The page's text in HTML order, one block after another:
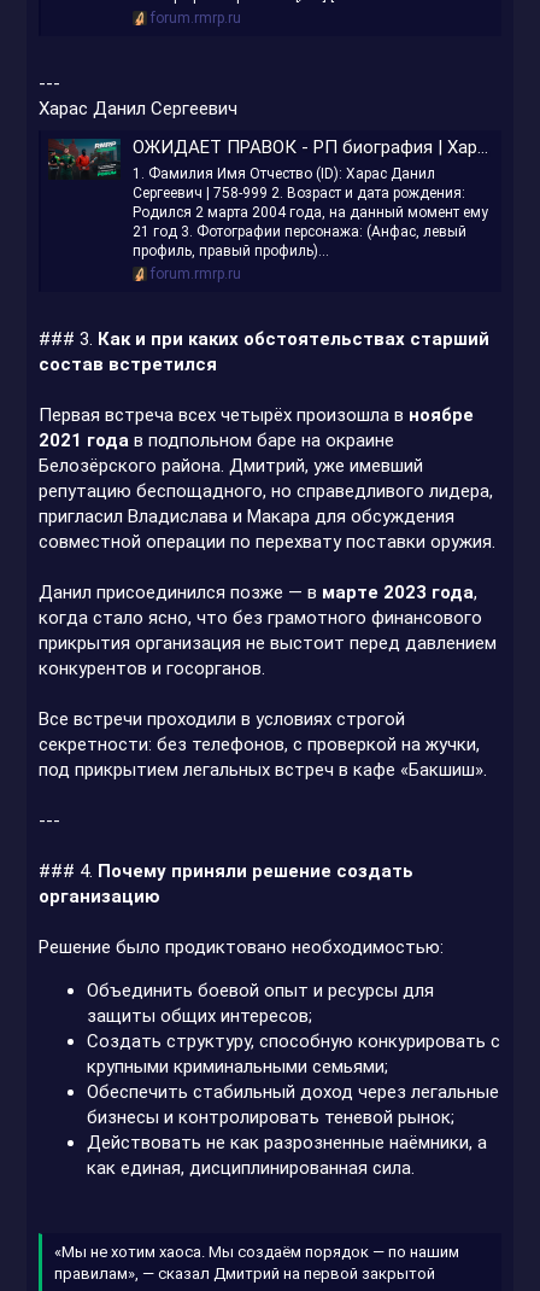
forum.rmrp.ru
---
Харас Данил Сергеевич
ОЖИДАЕТ ПРАВОК - РП биография | Харас Данил Сергеевич | 758-999
1. Фамилия Имя Отчество (ID): Харас Данил
Сергеевич | 758-999 2. Возраст и дата рождения:
Родился 2 марта 2004 года, на данный момент ему
21 год 3. Фотографии персонажа: (Анфас, левый
профиль, правый профиль)...
forum.rmrp.ru
### 3. Как и при каких обстоятельствах старший
состав встретился
Первая встреча всех четырёх произошла в ноябре
2021 года в подпольном баре на окраине
Белозёрского района. Дмитрий, уже имевший
репутацию беспощадного, но справедливого лидера,
пригласил Владислава и Макара для обсуждения
совместной операции по перехвату поставки оружия.
Данил присоединился позже — в марте 2023 года,
когда стало ясно, что без грамотного финансового
прикрытия организация не выстоит перед давлением
конкурентов и госорганов.
Все встречи проходили в условиях строгой
секретности: без телефонов, с проверкой на жучки,
под прикрытием легальных встреч в кафе «Бакшиш».
---
### 4. Почему приняли решение создать
организацию
Решение было продиктовано необходимостью:
Объединить боевой опыт и ресурсы для
защиты общих интересов;
Создать структуру, способную конкурировать с
крупными криминальными семьями;
Обеспечить стабильный доход через легальные
бизнесы и контролировать теневой рынок;
Действовать не как разрозненные наёмники, а
как единая, дисциплинированная сила.
«Мы не хотим хаоса. Мы создаём порядок — по нашим
правилам», — сказал Дмитрий на первой закрытой